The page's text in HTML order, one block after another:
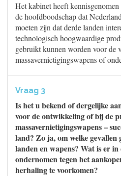
Het kabinet heeft
de hoofdboodschap dat
moeten zijn dat derde landen
technologisch hoogwaardige
gebruikt kunnen worden voor de
massavernietigingswapens of
Vraag 3
Is het u bekend of dergelijke
voor de ontwikkeling of bij de
massavernietigingswapens –
land? Zo ja, om welke gevallen
landen en wapens? Wat is er
ondernomen tegen het
herhaling te voorkomen?